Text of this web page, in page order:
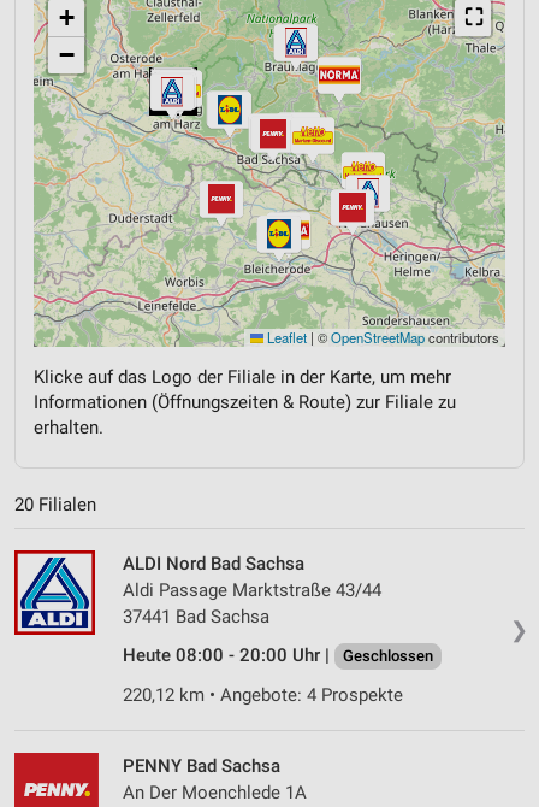
⛶
+
−
Leaflet | ©OpenStreetMapcontributors
Klicke auf das Logo der Filiale in der Karte, um mehr
Informationen (Öffnungszeiten & Route) zur Filiale zu
erhalten.
20 Filialen
❯
ALDI Nord Bad Sachsa
Aldi Passage Marktstraße 43/44
37441 Bad Sachsa
Heute 08:00 - 20:00 Uhr |
Geschlossen
220,12 km • Angebote: 4 Prospekte
PENNY Bad Sachsa
An Der Moenchlede 1A